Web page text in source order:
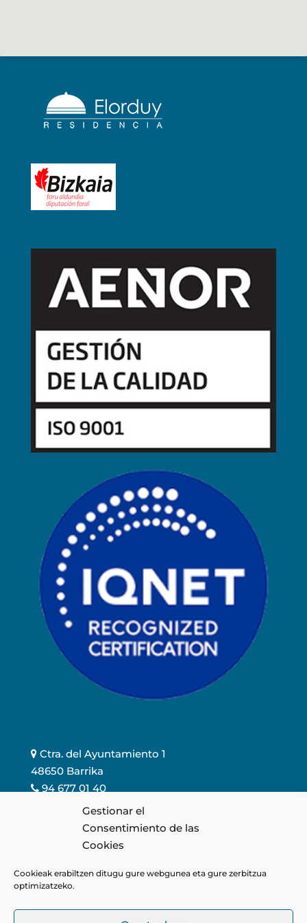
Gestionar el
Consentimiento de las
Cookies
Cookieak erabiltzen ditugu gure webgunea eta gure zerbitzua
optimizatzeko.
Ctra. del Ayuntamiento 1
48650 Barrika
94 677 01 40
info@elorduy.eus
Kalitate-politika
Cookieen politika
Pribatutasun-politika